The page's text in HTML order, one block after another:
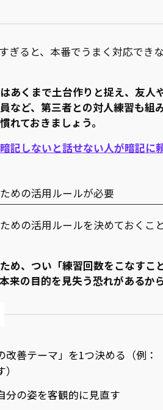
ぎると、本番でうまく対応でき
あくまで土台作りと捉え、友人
など、第三者との対人練習も組
れておきましょう。
記しないと話せない人が暗記に
めの活用ルールが必要
めの活用ルールを決めておくこ
め、つい「練習回数をこなすこ
来の目的を見失う恐れがあるか
改善テーマ」を1つ決める（例：
分の姿を客観的に見直す